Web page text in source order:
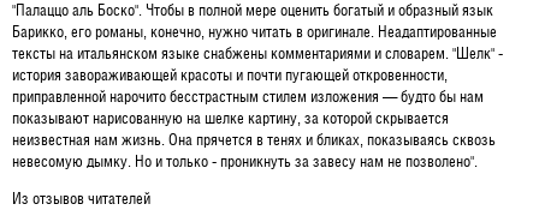
"Палаццо аль Боско". Чтобы в полной мере оценить богатый и образный язык
Барикко, его романы, конечно, нужно читать в оригинале. Неадаптированные
тексты на итальянском языке снабжены комментариями и словарем. "Шелк" -
история завораживающей красоты и почти пугающей откровенности,
приправленной нарочито бесстрастным стилем изложения — будто бы нам
показывают нарисованную на шелке картину, за которой скрывается
неизвестная нам жизнь. Она прячется в тенях и бликах, показываясь сквозь
невесомую дымку. Но и только - проникнуть за завесу нам не позволено".
Из отзывов читателей